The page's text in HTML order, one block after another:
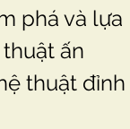
phá và lựa
ấn
thuật đỉnh